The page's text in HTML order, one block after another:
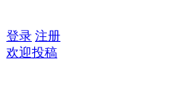
登录 注册
欢迎投稿